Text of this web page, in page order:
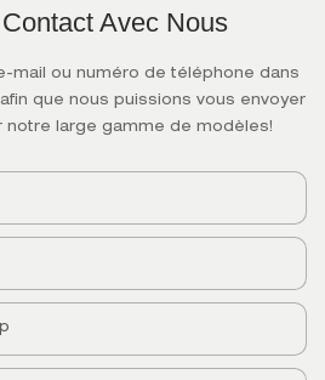
Avec Nous
mail ou numéro de téléphone dans
que nous puissions vous envoyer
notre large gamme de modèles!